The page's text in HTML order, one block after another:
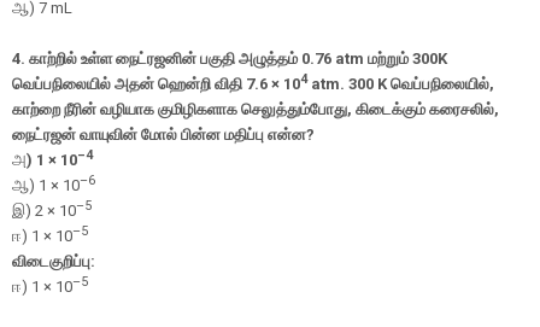
ஆ) 7 mL
4. காற்றில் உள்ள நைட்ரஜனின் பகுதி அழுத்தம் 0.76 atm மற்றும் 300K
வெப்பநிலையில் அதன் ஹென்றி விதி 7.6 × 104atm. 300 Kவெப்பநிலையில்,
காற்றை நீரின் வழியாக குமிழிகளாக செலுத்தும்போது, கிடைக்கும் கரைசலில்,
நைட்ரஜன் வாயுவின் மோல் பின்ன மதிப்பு என்ன?
அ) 1 × 10–4
ஆ) 1 × 10–6
இ) 2 × 10–5
ஈ) 1 × 10–5
விடைகுறிப்பு:
ஈ) 1 × 10–5